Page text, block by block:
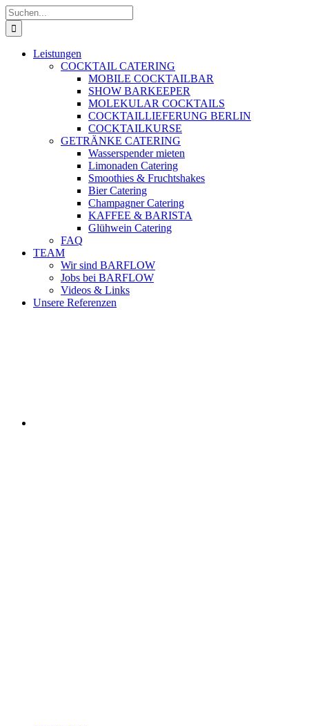
Zum
Inhalt
springen
Suche
nach:
Leistungen
COCKTAIL CATERING
MOBILE COCKTAILBAR
SHOW BARKEEPER
MOLEKULAR COCKTAILS
COCKTAILLIEFERUNG BERLIN
COCKTAILKURSE
GETRÄNKE CATERING
Wasserspender mieten
Limonaden Catering
Smoothies & Fruchtshakes
Bier Catering
Champagner Catering
KAFFEE & BARISTA
Glühwein Catering
FAQ
TEAM
Wir sind BARFLOW
Jobs bei BARFLOW
Videos & Links
Unsere Referenzen